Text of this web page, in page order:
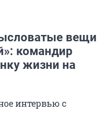
вещи
командир
жизни на
интервью с